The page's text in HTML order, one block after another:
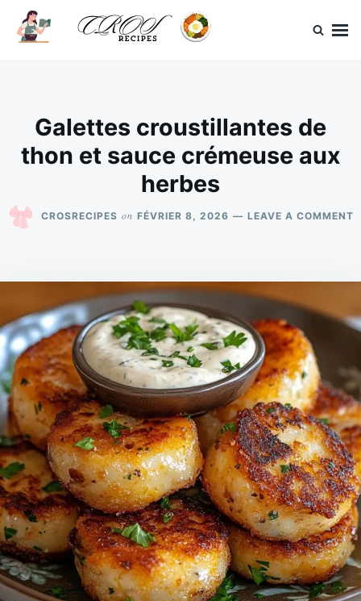
SkipSearch
for:
Galettes croustillantes de
thon et sauce crémeuse aux
herbes
CROSRECIPES on FÉVRIER 8, 2026 LEAVE A COMMENT